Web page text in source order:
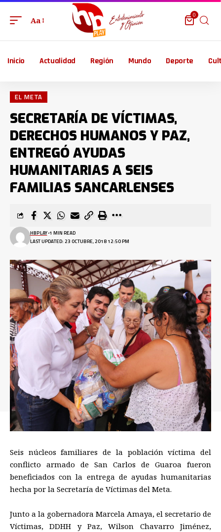
Aa
0
Inicio Actualidad Región Mundo Deporte
EL META
SECRETARÍA DE VÍCTIMAS,
DERECHOS HUMANOS Y PAZ,
ENTREGÓ AYUDAS
HUMANITARIAS A SEIS
FAMILIAS SANCARLENSES
LAST UPDATED: 23 OCTUBRE, 2018 12:50 PM
HBPLAY 1 MIN READ
Seis núcleos familiares de la población víctima del
conflicto armado de San Carlos de Guaroa fueron
beneficiados con la entrega de ayudas humanitarias
hecha por la Secretaría de Víctimas del Meta.
Junto a la gobernadora Marcela Amaya, el secretario de
Víctimas, DDHH y Paz, Wilson Chavarro Jiménez,